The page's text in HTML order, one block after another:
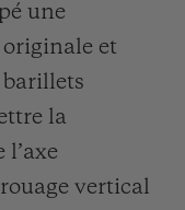
une
et
la
l’axe
vertical